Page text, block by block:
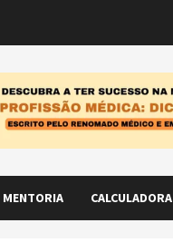
MENTORIA CALCULADORA